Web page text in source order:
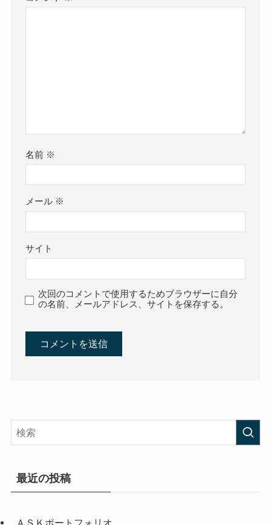
名前 ※
メール ※
サイト
次回のコメントで使用するためブラウザーに自分
の名前、メールアドレス、サイトを保存する。
最近の投稿
ＡＳＫポートフォリオ